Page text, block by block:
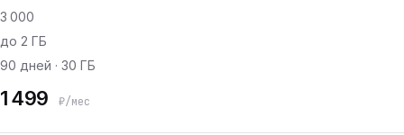
3 000
до 2 ГБ
90 дней · 30 ГБ
1 499 ₽/мес